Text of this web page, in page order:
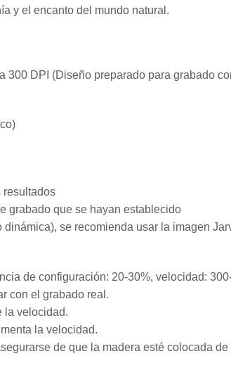
y el encanto del mundo natural.
DPI (Diseño preparado para grabado
resultados
grabado que se hayan establecido
se recomienda usar la imagen
de configuración: 20-30%, velocidad:
con el grabado real.
la velocidad.
la velocidad.
de que la madera esté colocada de